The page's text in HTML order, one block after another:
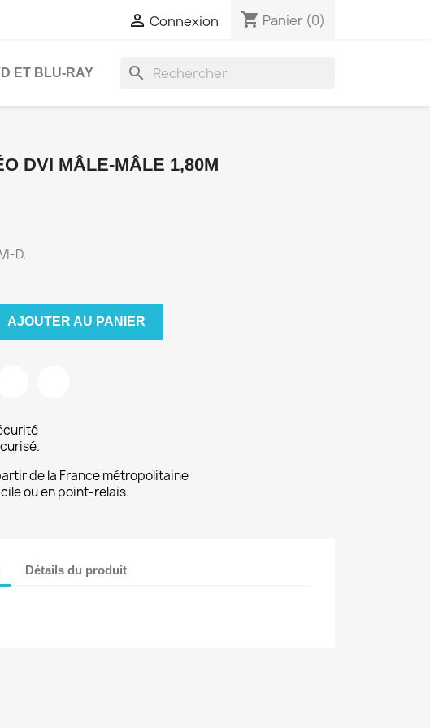
 Connexion shopping_cart Panier (0)
ET BLU-RAY search
DVI MÂLE-MÂLE 1,80M
D.
AJOUTER AU PANIER
de la France métropolitaine
ou en point-relais.
Détails du produit